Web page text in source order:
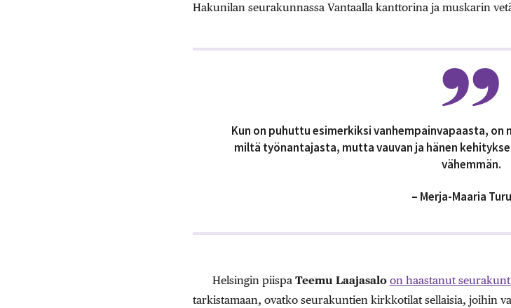
Hakunilan seurakunnassa Vantaalla kanttorina ja muskarin
Kun on puhuttu esimerkiksi vanhempainvapaasta,
miltä työnantajasta, mutta vauvan ja hänen
vähemmän.
– Merja-Maaria
Helsingin piispa Teemu Laajasalo on haastanut
tarkistamaan, ovatko seurakuntien kirkkotilat sellaisia, joihin